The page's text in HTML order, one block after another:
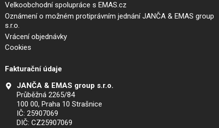
Velkoobchodní spolupráce s EMAS.cz
Oznámení o možném protiprávním jednání JANČA & EMAS group
s.r.o.
Vrácení objednávky
Cookies
Fakturační údaje
JANČA & EMAS group s.r.o.
Průběžná 2265/84
100 00, Praha 10 Strašnice
IČ: 25907069
DIČ: CZ25907069